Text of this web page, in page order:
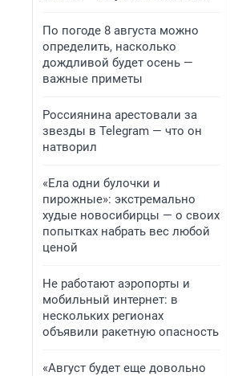
По погоде 8 августа можно
определить, насколько
дождливой будет осень —
важные приметы
Россиянина арестовали за
звезды в Telegram — что он
натворил
«Ела одни булочки и
пирожные»: экстремально
худые новосибирцы — о своих
попытках набрать вес любой
ценой
Не работают аэропорты и
мобильный интернет: в
нескольких регионах
объявили ракетную опасность
«Август будет еще довольно